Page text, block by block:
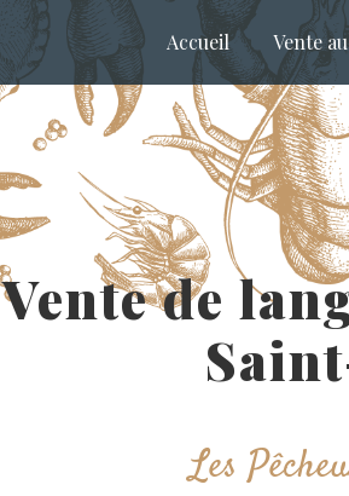
Accueil Vente
Vente de
Les